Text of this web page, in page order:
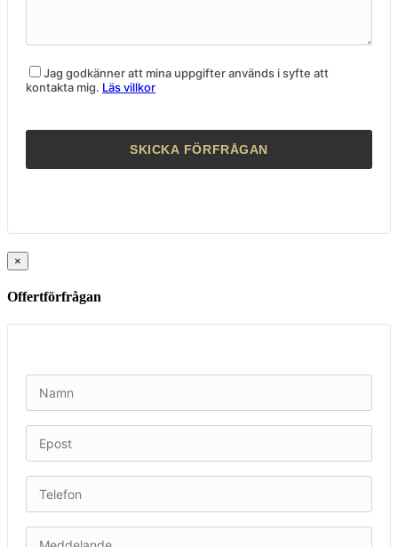
Jag godkänner att mina uppgifter används i syfte att
kontakta mig. Läs villkor
×
Offertförfrågan